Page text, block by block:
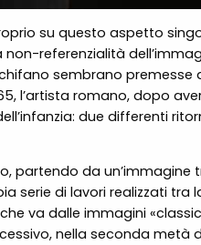
su questo aspetto
referenzialità
sembrano premesse
l’artista romano, dopo
due differenti
partendo da un’immagine
di lavori realizzati tra
va dalle immagini
nella seconda metà